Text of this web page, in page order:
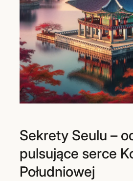
Sekrety Seulu –
pulsujące serce
Południowej